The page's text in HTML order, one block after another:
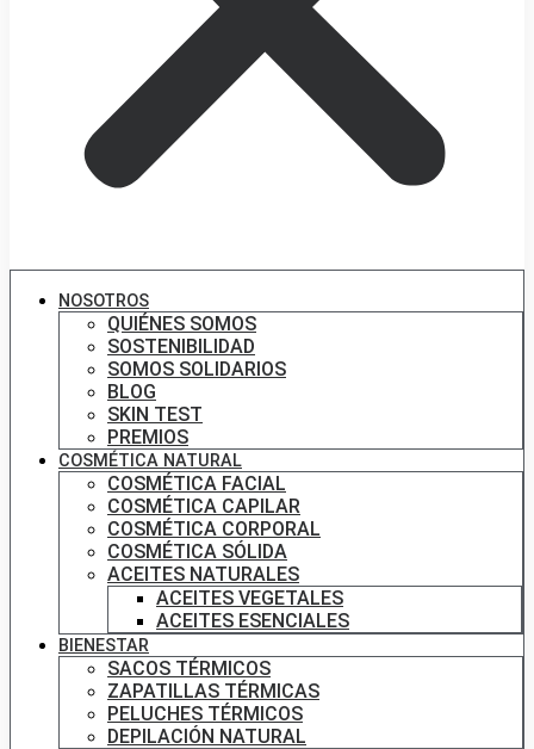
NOSOTROS
QUIÉNES SOMOS
SOSTENIBILIDAD
SOMOS SOLIDARIOS
BLOG
SKIN TEST
PREMIOS
COSMÉTICA NATURAL
COSMÉTICA FACIAL
COSMÉTICA CAPILAR
COSMÉTICA CORPORAL
COSMÉTICA SÓLIDA
ACEITES NATURALES
ACEITES VEGETALES
ACEITES ESENCIALES
BIENESTAR
SACOS TÉRMICOS
ZAPATILLAS TÉRMICAS
PELUCHES TÉRMICOS
DEPILACIÓN NATURAL